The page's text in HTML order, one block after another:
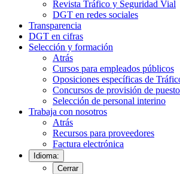
Revista Tráfico y Seguridad Vial
DGT en redes sociales
Transparencia
DGT en cifras
Selección y formación
Atrás
Cursos para empleados públicos
Oposiciones específicas de
Concursos de provisión de
Selección de personal interino
Trabaja con nosotros
Atrás
Recursos para proveedores
Factura electrónica
Idioma:
Cerrar